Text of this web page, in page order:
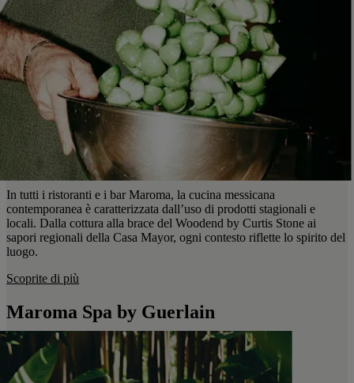
In tutti i ristoranti e i bar Maroma, la cucina messicana
contemporanea è caratterizzata dall’uso di prodotti stagionali e
locali. Dalla cottura alla brace del Woodend by Curtis Stone ai
sapori regionali della Casa Mayor, ogni contesto riflette lo spirito del
luogo.
Scoprite di più
Maroma Spa by Guerlain